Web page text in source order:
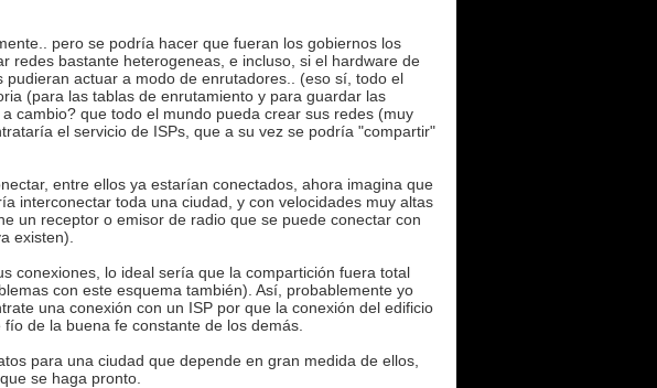
pero se podría hacer que fueran los gobiernos los
redes bastante heterogeneas, e incluso, si el hardware de
actuar a modo de enrutadores.. (eso sí, todo el
(para las tablas de enrutamiento y para guardar las
cambio? que todo el mundo pueda crear sus redes (muy
el servicio de ISPs, que a su vez se podría "compartir"
entre ellos ya estarían conectados, ahora imagina que
interconectar toda una ciudad, y con velocidades muy altas
un receptor o emisor de radio que se puede conectar con
existen).
conexiones, lo ideal sería que la compartición fuera total
con este esquema también). Así, probablemente yo
una conexión con un ISP por que la conexión del edificio
de la buena fe constante de los demás.
para una ciudad que depende en gran medida de ellos,
se haga pronto.